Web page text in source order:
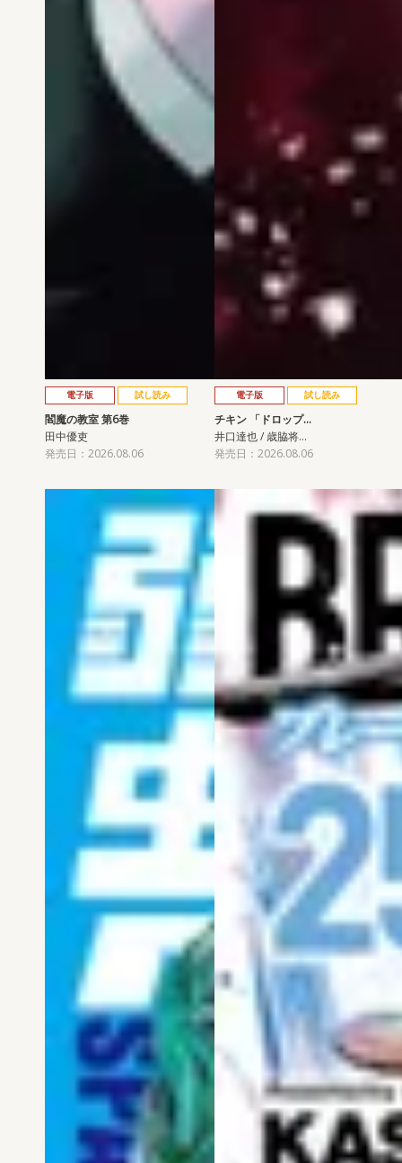
電子版 試し読み
閻魔の教室 第6巻
田中優吏
発売日：2026.08.06
電子版 試し読み
チキン 「ドロップ…
井口達也 / 歳脇将…
発売日：2026.08.06